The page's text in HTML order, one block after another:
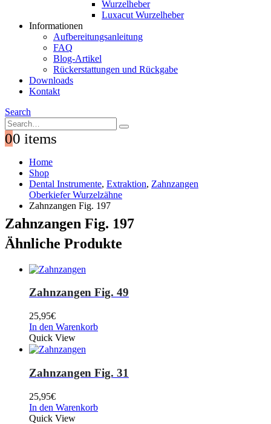
Wurzelheber
Luxacut Wurzelheber
Informationen
Aufbereitungsanleitung
FAQ
Blog-Artikel
Rückerstattungen und Rückgabe
Downloads
Kontakt
Search
00 items
Home
Shop
Dental Instrumente, Extraktion, Zahnzangen
Oberkiefer Wurzelzähne
Zahnzangen Fig. 197
Zahnzangen Fig. 197
Ähnliche Produkte
Zahnzangen Fig. 49
25,95€
In den Warenkorb
Quick View
Zahnzangen Fig. 31
25,95€
In den Warenkorb
Quick View